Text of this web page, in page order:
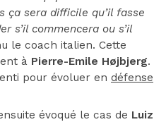
ça sera difficile qu’il fasse
s’il commencera ou s’il
le coach italien. Cette
à Pierre-Emile Højbjerg.
pour évoluer en défense
évoqué le cas de Luiz